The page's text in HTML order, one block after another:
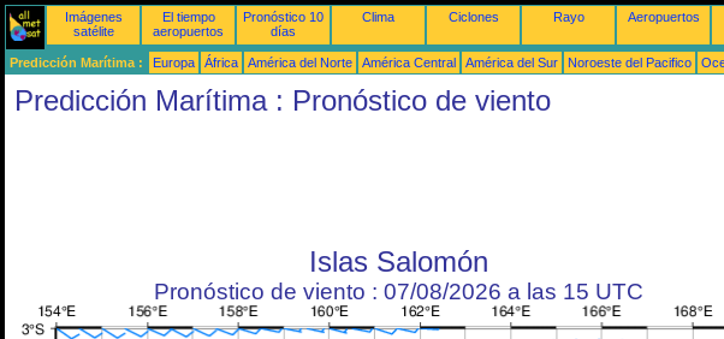
Imágenes
satélite
El tiempo
aeropuertos
Pronóstico 10
días
Clima Ciclones Rayo Aeropuertos
Predicción Marítima : Europa África América del Norte América Central América del Sur Noroeste del Pacifico
Predicción Marítima : Pronóstico de viento
Islas Salomón
Pronóstico de viento : 07/08/2026 a las 15 UTC